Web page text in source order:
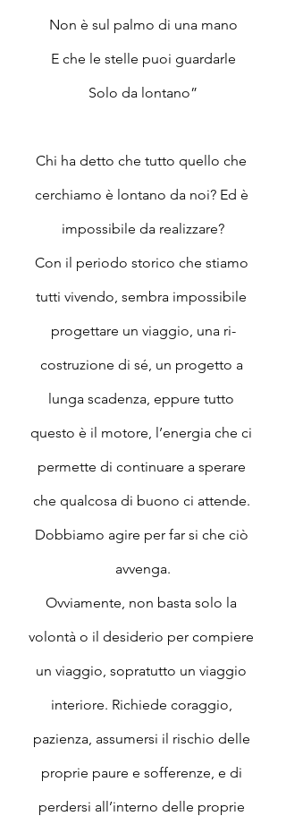
Non è sul palmo di una mano
E che le stelle puoi guardarle
Solo da lontano”
Chi ha detto che tutto quello che
cerchiamo è lontano da noi? Ed è
impossibile da realizzare?
Con il periodo storico che stiamo
tutti vivendo, sembra impossibile
progettare un viaggio, una ri-
costruzione di sé, un progetto a
lunga scadenza, eppure tutto
questo è il motore, l’energia che ci
permette di continuare a sperare
che qualcosa di buono ci attende.
Dobbiamo agire per far si che ciò
avvenga.
Ovviamente, non basta solo la
volontà o il desiderio per compiere
un viaggio, sopratutto un viaggio
interiore. Richiede coraggio,
pazienza, assumersi il rischio delle
proprie paure e sofferenze, e di
perdersi all’interno delle proprie